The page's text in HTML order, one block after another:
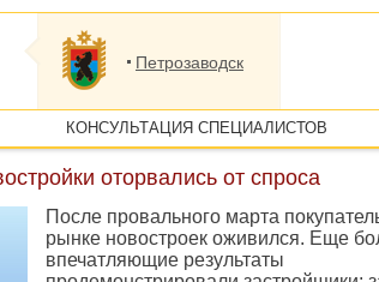
Петрозаводск
КОНСУЛЬТАЦИЯ СПЕЦИАЛИСТОВ
оторвались от спроса
После провального марта
рынке новостроек оживился. Еще
впечатляющие результаты